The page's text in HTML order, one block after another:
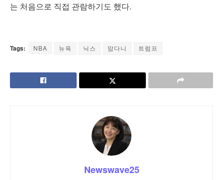
는 처음으로 직접 관람하기도 했다.
Tags: NBA 뉴욕 닉스 맘다니 트럼프
Newswave25